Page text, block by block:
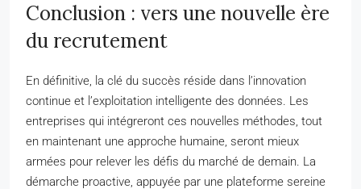
Conclusion : vers une nouvelle ère
du recrutement
En définitive, la clé du succès réside dans l’innovation
continue et l’exploitation intelligente des données. Les
entreprises qui intégreront ces nouvelles méthodes, tout
en maintenant une approche humaine, seront mieux
armées pour relever les défis du marché de demain. La
démarche proactive, appuyée par une plateforme sereine